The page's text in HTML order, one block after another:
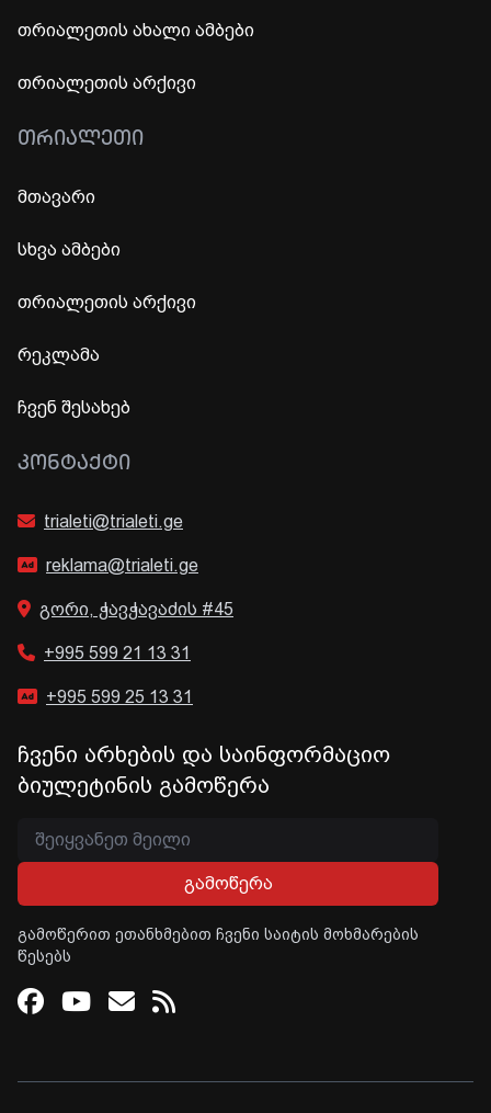
თრიალეთის ახალი ამბები
თრიალეთის არქივი
ᲗᲠᲘᲐᲚᲔᲗᲘ
მთავარი
სხვა ამბები
თრიალეთის არქივი
რეკლამა
ჩვენ შესახებ
ᲙᲝᲜᲢᲐᲥᲢᲘ
trialeti@trialeti.ge
reklama@trialeti.ge
გორი, ჭავჭავაძის #45
+995 599 21 13 31
+995 599 25 13 31
ჩვენი არხების და საინფორმაციო
ბიულეტინის გამოწერა
გამოწერა
გამოწერით ეთანხმებით ჩვენი საიტის მოხმარების
წესებს
Facebook
Youtube
Email
RSS